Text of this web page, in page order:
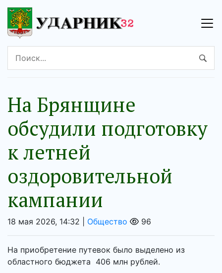
На Брянщине
обсудили подготовку
к летней
оздоровительной
кампании
18 мая 2026, 14:32 | Общество 96
На приобретение путевок было выделено из
областного бюджета 406 млн рублей.